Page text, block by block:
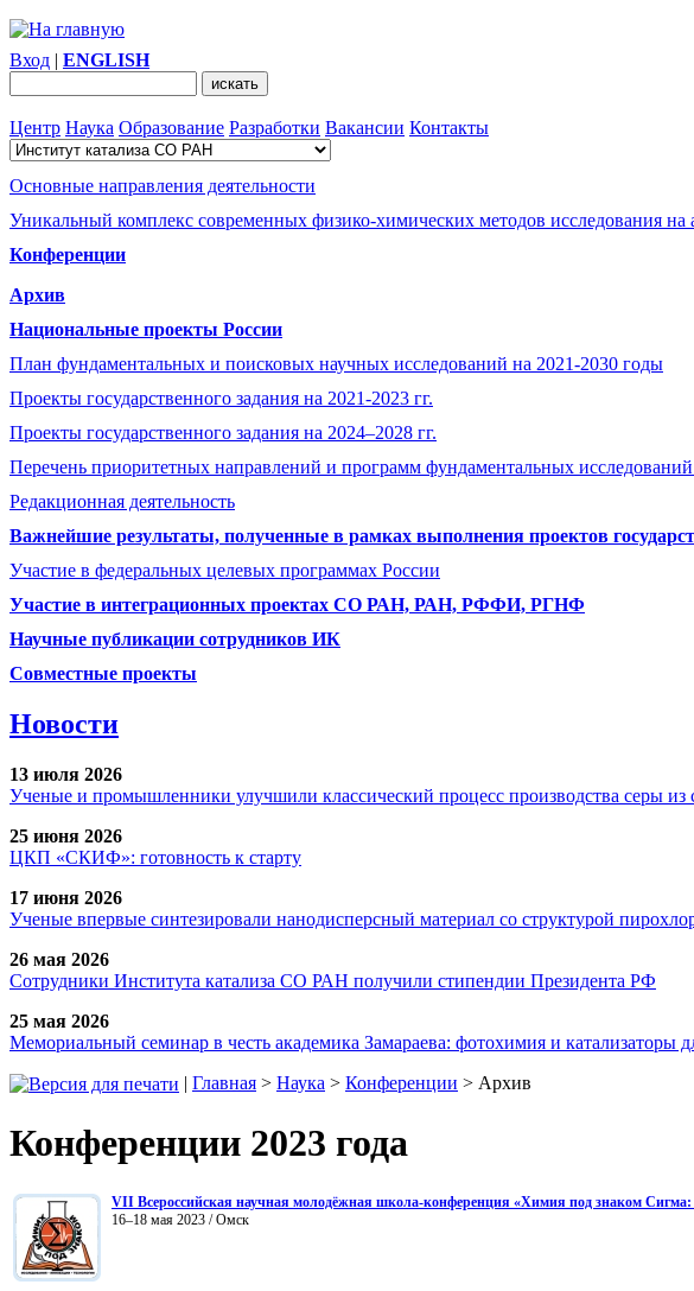
Вход | ENGLISH
Центр Наука Образование Разработки Вакансии Контакты
Основные направления деятельности
Уникальный комплекс современных физико-химических методов исследования на
Конференции
Архив
Национальные проекты России
План фундаментальных и поисковых научных исследований на 2021-2030 годы
Проекты государственного задания на 2021-2023 гг.
Проекты государственного задания на 2024–2028 гг.
Перечень приоритетных направлений и программ фундаментальных
Редакционная деятельность
Важнейшие результаты, полученные в рамках выполнения проектов
Участие в федеральных целевых программах России
Участие в интеграционных проектах СО РАН, РАН, РФФИ, РГНФ
Научные публикации сотрудников ИК
Совместные проекты
Новости
13 июля 2026
Ученые и промышленники улучшили классический процесс производства серы из
25 июня 2026
ЦКП «СКИФ»: готовность к старту
17 июня 2026
Ученые впервые синтезировали нанодисперсный материал со структурой
26 мая 2026
Сотрудники Института катализа СО РАН получили стипендии Президента РФ
25 мая 2026
Мемориальный семинар в честь академика Замараева: фотохимия и катализаторы
| Главная > Наука > Конференции > Архив
Конференции 2023 года
VII Всероссийская научная молодёжная школа-конференция «Химия под знаком Сигма:
16–18 мая 2023 / Омск